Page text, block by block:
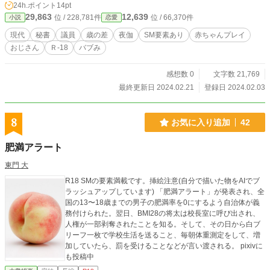
24h.ポイント 14pt
小説 29,863 位 / 228,781件 恋愛 12,639 位 / 66,370件
現代 秘書 議員 歳の差 夜伽 SM要素あり
赤ちゃんプレイ
おじさん
Ｒ-18 バブみ
感想数 0
文字数 21,769
最終更新日 2024.02.21
登録日 2024.02.03
8 お気に入り追加 42
肥満アラート
東門 大
R18 SMの要素満載です。挿絵注意(自分で描いた物をAIでブ
ラッシュアップしています) 「肥満アラート」が発表され、全
国の13〜18歳までの男子の肥満率を0にするよう自治体が義
務付けられた。翌日、BMI28の将太は校長室に呼び出され、
人権が一部剥奪されたことを知る。そして、その日から白ブ
リーフ一枚で学校生活を送ること、毎朝体重測定をして、増
加していたら、罰を受けることなどが言い渡される。 pixivに
も投稿中